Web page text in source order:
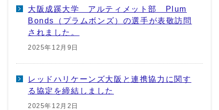
大阪成蹊大学 アルティメット部 Plum
Bonds（プラムボンズ）の選手が表敬訪問
されました。
2025年12月9日
レッドハリケーンズ大阪と連携協力に関す
る協定を締結しました
2025年12月2日